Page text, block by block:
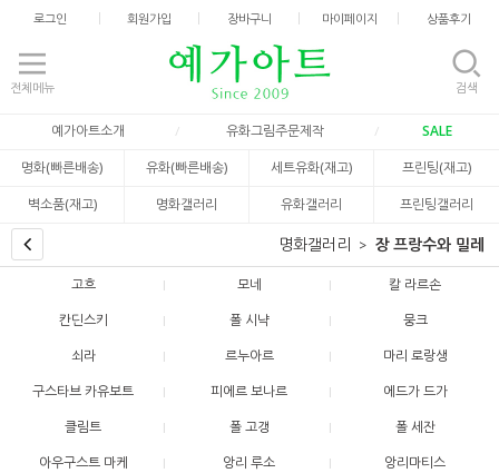
로그인 회원가입 장바구니 마이페이지 상품후기
전체메뉴 검색
예가아트소개 유화그림주문제작
SALE
명화(빠른배송)
유화(빠른배송) 세트유화(재고)
프린팅(재고)
벽소품(재고)
명화갤러리 유화갤러리 프린팅갤러리
명화갤러리 장 프랑수와 밀레
고흐 모네
칼 라르손
칸딘스키
폴 시냑
뭉크
쇠라
르누아르
마리 로랑생
구스타브 카유보트
피에르 보나르
에드가 드가
클림트
폴 고갱
폴 세잔
아우구스트 마케
앙리 루소
앙리마티스